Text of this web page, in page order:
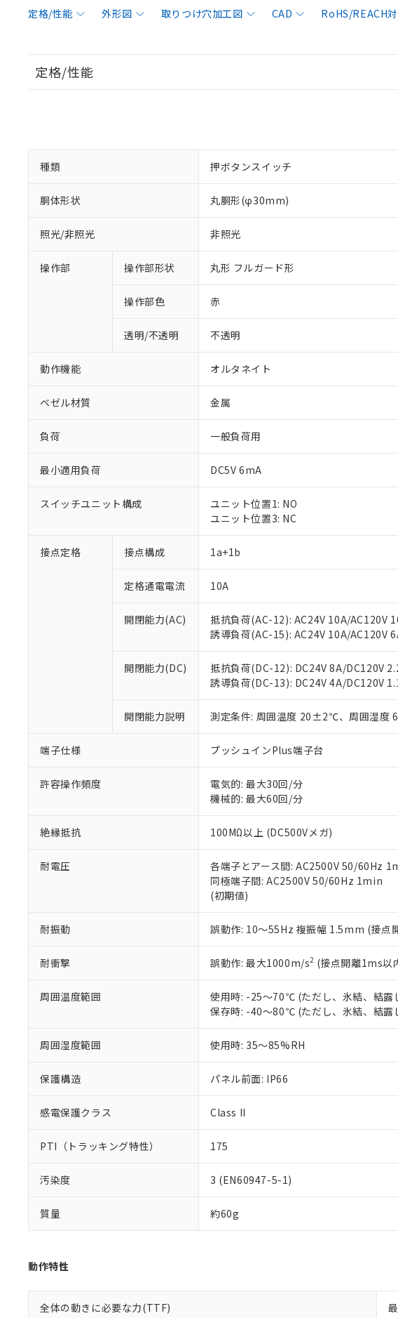
定格/性能 外形図 取りつけ穴加工図 CAD RoHS/REACH
定格/性能
種類 押ボタンスイッチ
胴体形状 丸胴形(φ30mm)
照光/非照光 非照光
操作部 操作部形状 丸形 フルガード形
操作部色 赤
透明/不透明 不透明
動作機能 オルタネイト
ベゼル材質 金属
負荷 一般負荷用
最小適用負荷 DC5V 6mA
スイッチユニット構成
ユニット位置1: NO
ユニット位置3: NC
接点定格 接点構成 1a+1b
定格通電電流 10A
開閉能力(AC)
抵抗負荷(AC-12): AC24V 10A/AC120V
誘導負荷(AC-15): AC24V 10A/AC120V
開閉能力(DC)
抵抗負荷(DC-12): DC24V 8A/DC120V
誘導負荷(DC-13): DC24V 4A/DC120V
開閉能力説明 測定条件: 周囲温度 20±2℃、周囲湿度
端子仕様 プッシュインPlus端子台
許容操作頻度
電気的: 最大30回/分
機械的: 最大60回/分
絶縁抵抗 100MΩ以上 (DC500Vメガ)
耐電圧
各端子とアース間: AC2500V 50/60Hz
同極端子間: AC2500V 50/60Hz 1min
(初期値)
耐振動 誤動作: 10～55Hz 複振幅 1.5mm (接点
耐衝撃 誤動作: 最大1000m/s2 (接点開離1ms以
周囲温度範囲
使用時: -25～70℃ (ただし、氷結、結露
保存時: -40～80℃ (ただし、氷結、結露
周囲湿度範囲 使用時: 35～85%RH
保護構造 パネル前面: IP66
感電保護クラス Class II
PTI（トラッキング特性） 175
汚染度 3 (EN60947-5-1)
質量 約60g
動作特性
全体の動きに必要な力(TTF)
ご利用条件
以下の条件をお読みいただき、同意
本サービスは、当社制御機器事
くものです。
当社制御機器事業取扱商品の中
在庫状況および標準価格照会
い。
正式な納期状況および標準価格
当社販売員にご相談ください。
在庫状況および標準価格結果を
す。
マイパーツ機能（部品リスト
ている必要があります。
が、当社の製品・サービスに関
さい。
※当社の共同利用者とは、
"個
いる法人を指します。
※1 対応状況
対応予定：EU RoHS指令（10物質）
対応予定なし：EU RoHS指令（10物
調査・確認中：EU RoHS指令（10物
非該当品：ライセンス料など無形物
があります。
*EU RoHS指令（10物質）：
鉛(Pb) 1000ppm以下、 水銀(Hg) 1000ppm以
六価クロム(Cr(Ⅵ)) 1000ppm以下、ポリ臭化ビ
フタル酸ビス(2-エチルヘキシル) (DEHP)(別名
ル（DBP） 1000ppm以下、フタル酸ジイソブ
但し、RoHS指令で産業用監視および制御機器
フタル酸エステル類の４物質については閾値
※2 対応予定月
部品在庫の切り替え状況などにより
※3 非含有証明書ダウンロード
下記の非含有証明書をダウンロード
EU RoHS指令（10物質）の非含有証
51物質の非含有証明書（当社基準）
また、RoHS指令のフタル酸エステ
混在することから備考欄に対応日を
既に当社にて対応品への在庫切替を
り割愛しております。
※1 中国RoHS○×表
「○」：最大均質材料含有率が中国
「×」：最大均質材料含有率が中国
「－」：未確認です。当社販売部門
Pb(鉛) :1000ppm、 Hg(水銀) : 1000ppm、 Cd(
DEHP(フタル酸ビス(2-エチルヘキシル)) :
※2 環境保護使用期限
「10」：通常の使用状況下において
味します。
「－」：未確認です。当社販売部門
う）を輸出または国外への提
などの必要な手続きをとります
当社は規制貨物を破棄する場合
ます。
当社は貴社製品を、核兵器、ミ
置等に一切使用いたしません。
当社は、貴社製品を第三者に
たしません。
合
記
説明
△ 一定数には満たないが在庫
－
在庫なし(最新の在庫状況
空
白
受注生産機種、また在庫